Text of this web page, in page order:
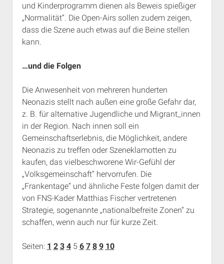
und Kinderprogramm dienen als Beweis spießiger
„Normalität“. Die Open-Airs sollen zudem zeigen,
dass die Szene auch etwas auf die Beine stellen
kann.
…und die Folgen
Die Anwesenheit von mehreren hunderten
Neonazis stellt nach außen eine große Gefahr dar,
z. B. für alternative Jugendliche und Migrant_innen
in der Region. Nach innen soll ein
Gemeinschaftserlebnis, die Möglichkeit, andere
Neonazis zu treffen oder Szeneklamotten zu
kaufen, das vielbeschworene Wir-Gefühl der
„Volksgemeinschaft“ hervorrufen. Die
„Frankentage“ und ähnliche Feste folgen damit der
von FNS-Kader Matthias Fischer vertretenen
Strategie, sogenannte „nationalbefreite Zonen“ zu
schaffen, wenn auch nur für kurze Zeit.
Seiten: 1 2 3 4 5 6 7 8 9 10